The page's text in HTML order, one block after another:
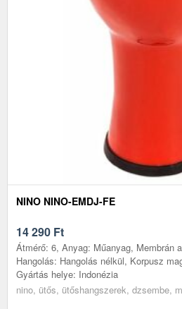
NINO NINO-EMDJ-FE
14 290 Ft
Átmérő: 6, Anyag: Műanyag, Membrán
Hangolás: Hangolás nélkül, Korpusz
Gyártás helye: Indonézia
nino, ütős, ütőshangszerek, dzsembe,